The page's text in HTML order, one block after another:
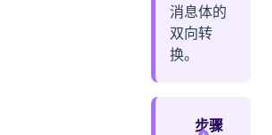
消息体的
双向转
换。
步骤